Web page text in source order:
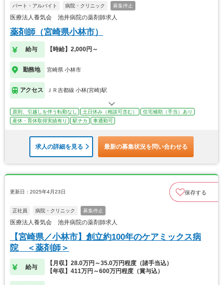
パート・アルバイト 病院・クリニック 募集停止
医療法人養気会 池井病院の薬剤師求人
薬剤師（宮崎県小林市）
給与 【時給】2,000円～
勤務地 宮崎県 小林市
アクセス ＪＲ吉都線 小林(宮崎)駅
原則、引越しを伴う転勤なし 土日休み（相談可含む）
住宅補助（手当）あり
産休・育休取得実績有り
駅チカ 車通勤可
求人の詳細を見る 最新の募集状況を問い合わせる
更新日：2025年4月23日 保存する
正社員 病院・クリニック 募集停止
医療法人養気会 池井病院の薬剤師求人
【宮崎県／小林市】創立約100年のケアミックス病
院 ＜薬剤師＞
給与
【月収】28.0万円～35.0万円程度（諸手当込）
【年収】411万円～600万円程度（賞与込）